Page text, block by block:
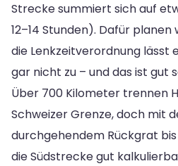
Strecke summiert sich auf
12–14 Stunden). Dafür planen
die Lenkzeitverordnung lässt
gar nicht zu – und das ist gut
Über 700 Kilometer trennen
Schweizer Grenze, doch mit
durchgehendem Rückgrat
die Südstrecke gut